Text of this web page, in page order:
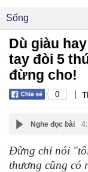
Sống
Dù giàu
tay đòi 5
đừng cho!
0 |
Nghe đọc bài
Đừng chỉ nói
thương cũng có